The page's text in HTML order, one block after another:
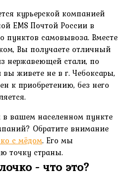
курьерской компанией
ЕMS Почтой России в
пунктов самовывоза. Вместе
Вы получаете отличный
нержавеющей стали, по
вы живете не в г. Чебоксары,
к приобретению, без него
вашем населенном пункте
Обратите внимание
с мёдом. Его мы
точку страны.
- что это?